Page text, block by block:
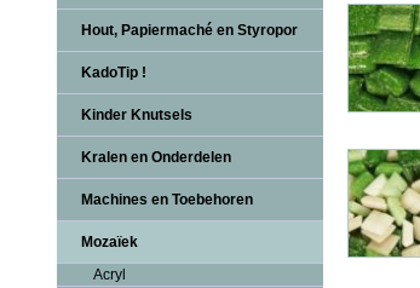
Hout, Papiermaché en Styropor
KadoTip !
Kinder Knutsels
Kralen en Onderdelen
Machines en Toebehoren
Mozaïek
Acryl